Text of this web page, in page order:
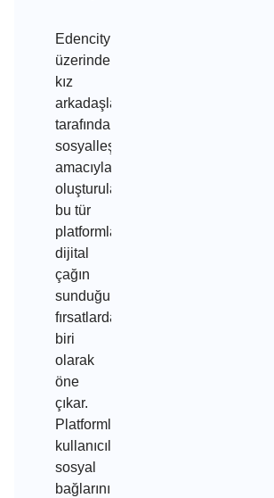
Edencity
üzerinde
kız
arkadaşlar
tarafından
sosyalleşme
amacıyla
oluşturulan
bu tür
platformlar,
dijital
çağın
sunduğu
fırsatlardan
biri
olarak
öne
çıkar.
Platformlar,
kullanıcıların
sosyal
bağlarını